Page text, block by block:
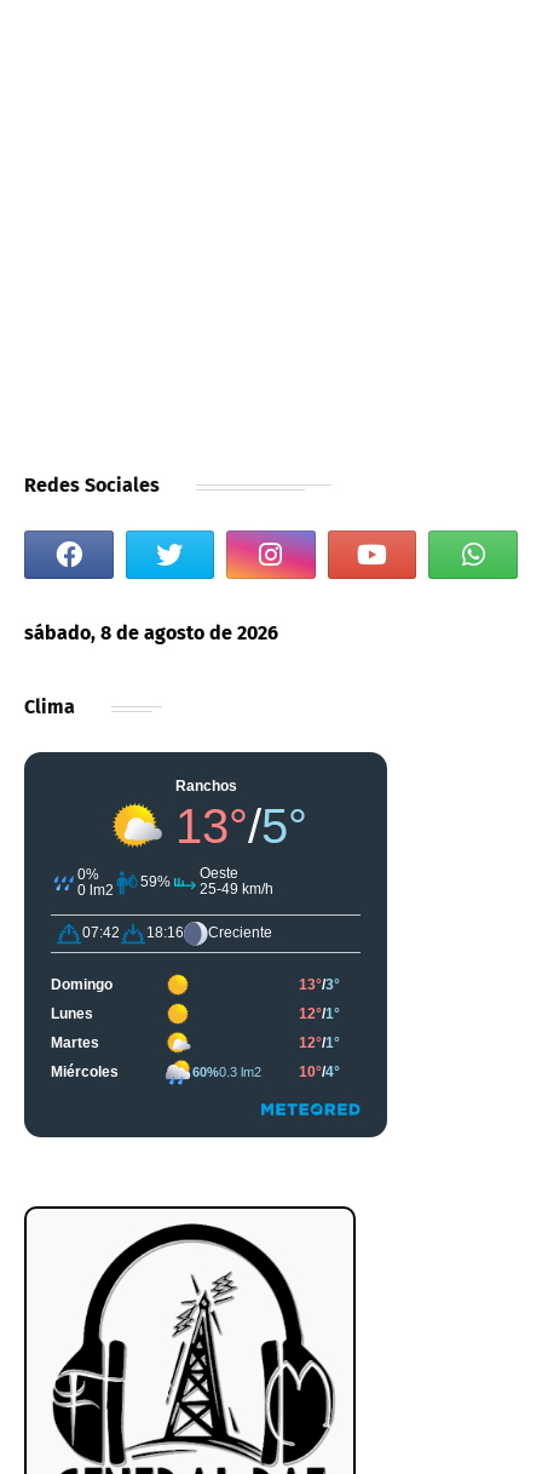
Redes Sociales
sábado, 8 de agosto de 2026
Clima